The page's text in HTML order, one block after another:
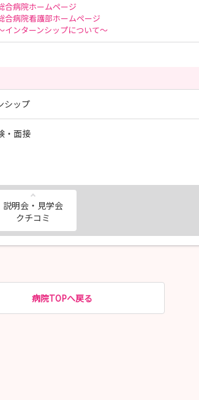
合病院ホームページ
合病院看護部ホームページ
インターンシップについて～
シップ
・面接
説明会・見学会
クチコミ
病院TOPへ戻る